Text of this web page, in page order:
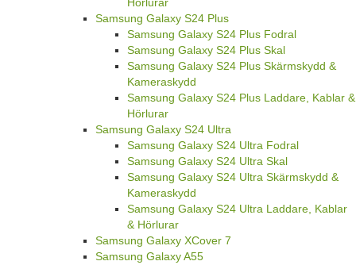
Hörlurar
Samsung Galaxy S24 Plus
Samsung Galaxy S24 Plus Fodral
Samsung Galaxy S24 Plus Skal
Samsung Galaxy S24 Plus Skärmskydd &
Kameraskydd
Samsung Galaxy S24 Plus Laddare, Kablar &
Hörlurar
Samsung Galaxy S24 Ultra
Samsung Galaxy S24 Ultra Fodral
Samsung Galaxy S24 Ultra Skal
Samsung Galaxy S24 Ultra Skärmskydd &
Kameraskydd
Samsung Galaxy S24 Ultra Laddare, Kablar
& Hörlurar
Samsung Galaxy XCover 7
Samsung Galaxy A55